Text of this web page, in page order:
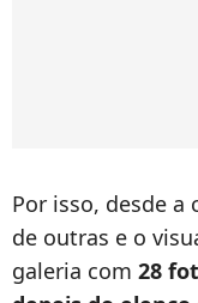
Por isso, desde a
de outras e o
galeria com 28